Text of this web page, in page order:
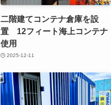
二階建てコンテナ倉庫を設
置 12フィート海上コンテナ
使用
2025-12-11